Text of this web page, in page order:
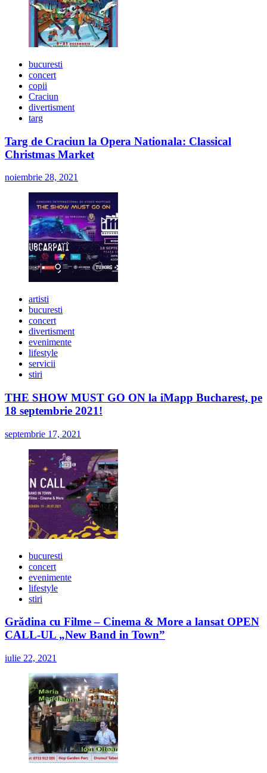
bucuresti
concert
copii
Craciun
divertisment
targ
Targ de Craciun la Opera Nationala: Classical
Christmas Market
noiembrie 28, 2021
artisti
bucuresti
concert
divertisment
evenimente
lifestyle
servicii
stiri
THE SHOW MUST GO ON la iMapp Bucharest, pe
18 septembrie 2021!
septembrie 17, 2021
bucuresti
concert
evenimente
lifestyle
stiri
Grădina cu Filme – Cinema & More a lansat OPEN
CALL-UL „New Band in Town”
iulie 22, 2021